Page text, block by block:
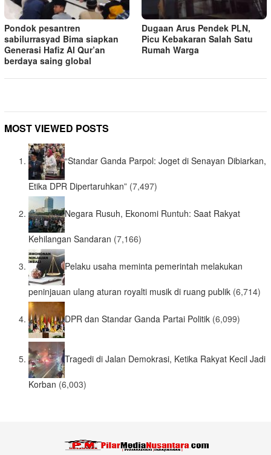
Pondok pesantren
sabilurrasyad Bima siapkan
Generasi Hafiz Al Qur’an
berdaya saing global
Dugaan Arus Pendek PLN,
Picu Kebakaran Salah Satu
Rumah Warga
MOST VIEWED POSTS
“Standar Ganda Parpol: Joget di Senayan Dibiarkan,
Etika DPR Dipertaruhkan” (7,497)
Negara Rusuh, Ekonomi Runtuh: Saat Rakyat
Kehilangan Sandaran (7,166)
Pelaku usaha meminta pemerintah melakukan
peninjauan ulang aturan royalti musik di ruang publik (6,714)
DPR dan Standar Ganda Partai Politik (6,099)
Tragedi di Jalan Demokrasi, Ketika Rakyat Kecil Jadi
Korban (6,003)